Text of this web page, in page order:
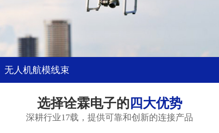
无人机航模线束
选择诠霖电子的 四大优势
深耕行业17载，提供可靠和创新的连接产品